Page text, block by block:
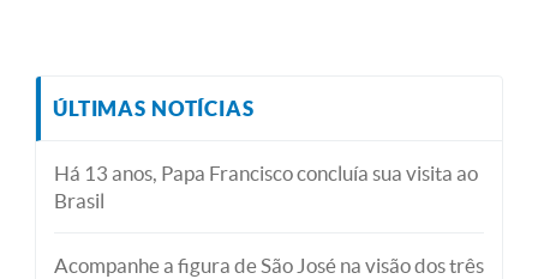
ÚLTIMAS NOTÍCIAS
Há 13 anos, Papa Francisco concluía sua visita ao
Brasil
Acompanhe a figura de São José na visão dos três